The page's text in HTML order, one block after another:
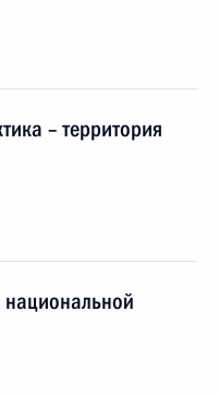
– территория